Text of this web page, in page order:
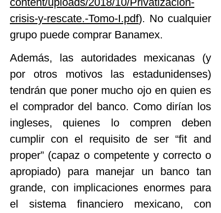
crisis-y-rescate.-Tomo-I.pdf). No cualquier
grupo puede comprar Banamex.
Además, las autoridades mexicanas (y
por otros motivos las estadunidenses)
tendrán que poner mucho ojo en quien es
el comprador del banco. Como dirían los
ingleses, quienes lo compren deben
cumplir con el requisito de ser “fit and
proper” (capaz o competente y correcto o
apropiado) para manejar un banco tan
grande, con implicaciones enormes para
el sistema financiero mexicano, con